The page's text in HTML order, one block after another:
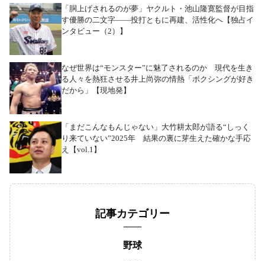
「胴上げされるのが夢」ヤクルト・池山隆寛監督が目指
す優勝の二文字――投打ともに再建、活性化へ【独占イ
ンタビュー（2）】
なぜ世界は“モンスター”に魅了されるのか 現代を生き
る人々を熱狂させる井上尚弥の情熱「ボクシングが好き
だから」【現地発】
「まだこんなもんじゃない」大竹耕太郎が語る“しっく
り来ていない”2025年 結果の裏に芽生えた確かな手応
え【vol.1】
記事カテゴリー
野球